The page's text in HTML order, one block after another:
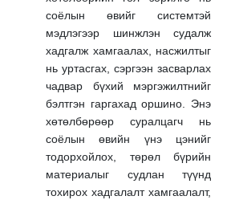
соёлын өвийг системтэй
мэдлэгээр шинжлэн судалж
хадгалж хамгаалах, насжилтыг
нь уртасгах, сэргээн засварлах
чадвар бүхий мэргэжилтнийг
бэлтгэн гаргахад оршино. Энэ
хөтөлбөрөөр суралцагч нь
соёлын өвийн үнэ цэнийг
тодорхойлох, төрөл бүрийн
материалыг судлан түүнд
тохирох хадгалалт хамгаалалт,